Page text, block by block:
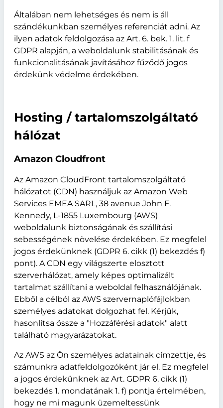
Általában nem lehetséges és nem is áll
szándékunkban személyes referenciát adni. Az
ilyen adatok feldolgozása az Art. 6. bek. 1. lit. f
GDPR alapján, a weboldalunk stabilitásának és
funkcionalitásának javításához fűződő jogos
érdekünk védelme érdekében.
Hosting / tartalomszolgáltató
hálózat
Amazon Cloudfront
Az Amazon CloudFront tartalomszolgáltató
hálózatot (CDN) használjuk az Amazon Web
Services EMEA SARL, 38 avenue John F.
Kennedy, L-1855 Luxembourg (AWS)
weboldalunk biztonságának és szállítási
sebességének növelése érdekében. Ez megfelel
jogos érdekünknek (GDPR 6. cikk (1) bekezdés f)
pont). A CDN egy világszerte elosztott
szerverhálózat, amely képes optimalizált
tartalmat szállítani a weboldal felhasználójának.
Ebből a célból az AWS szervernaplófájlokban
személyes adatokat dolgozhat fel. Kérjük,
hasonlítsa össze a "Hozzáférési adatok" alatt
található magyarázatokat.
Az AWS az Ön személyes adatainak címzettje, és
számunkra adatfeldolgozóként jár el. Ez megfelel
a jogos érdekünknek az Art. GDPR 6. cikk (1)
bekezdés 1. mondatának 1. f) pontja értelmében,
hogy ne mi magunk üzemeltessünk